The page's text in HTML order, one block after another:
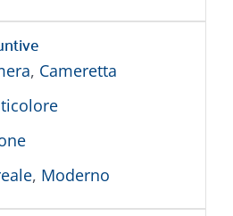
, Cameretta
, Moderno